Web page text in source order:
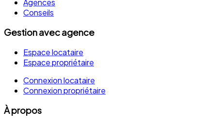
Agences
Conseils
Gestion avec agence
Espace locataire
Espace propriétaire
Connexion locataire
Connexion propriétaire
À propos